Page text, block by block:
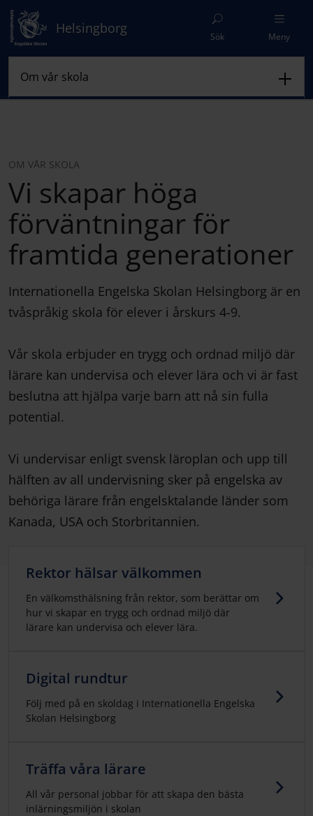
Helsingborg
Sök Meny
OM VÅR SKOLA
Vi skapar höga
förväntningar för
framtida generationer
Internationella Engelska Skolan Helsingborg är en
tvåspråkig skola för elever i årskurs 4-9.
Vår skola erbjuder en trygg och ordnad miljö där
lärare kan undervisa och elever lära och vi är fast
beslutna att hjälpa varje barn att nå sin fulla
potential.
Vi undervisar enligt svensk läroplan och upp till
hälften av all undervisning sker på engelska av
behöriga lärare från engelsktalande länder som
Kanada, USA och Storbritannien.
Rektor hälsar välkommen
En välkomsthälsning från rektor, som berättar om
hur vi skapar en trygg och ordnad miljö där
lärare kan undervisa och elever lära.
Digital rundtur
Följ med på en skoldag i Internationella Engelska
Skolan Helsingborg
Träffa våra lärare
All vår personal jobbar för att skapa den bästa
inlärningsmiljön i skolan